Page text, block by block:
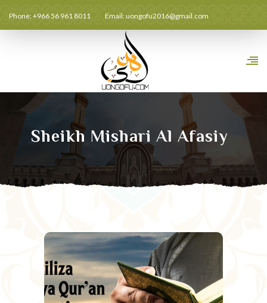
Phone: +966 56 961 8011 Email:uongofu2016@gmail.com
Sheikh Mishari Al Afasiy